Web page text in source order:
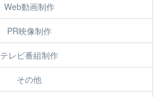
Web動画制作
PR映像制作
テレビ番組制作
その他